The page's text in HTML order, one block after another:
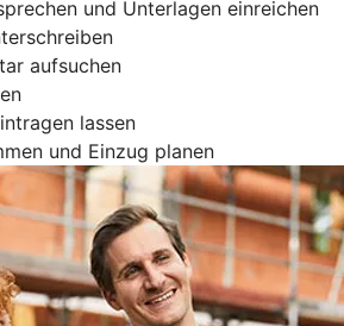
und Unterlagen einreichen
aufsuchen
lassen
und Einzug planen